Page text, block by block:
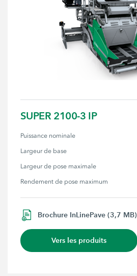
SUPER 2100-3 IP
Puissance nominale
Largeur de base
Largeur de pose maximale
Rendement de pose maximum
Brochure InLinePave (3,7 MB)
Vers les produits